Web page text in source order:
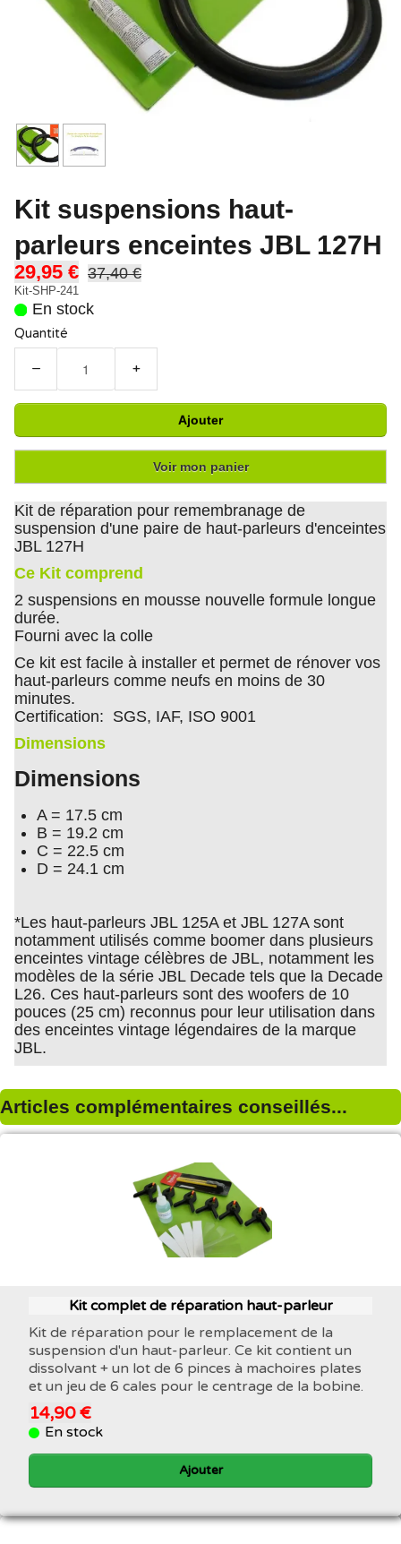
Kit suspensions haut-
parleurs enceintes JBL 127H
29,95 € 37,40 €
Kit-SHP-241
En stock
Quantité
− +
Ajouter
Voir mon panier
Kit de réparation pour remembranage de
suspension d'une paire de haut-parleurs d'enceintes
JBL 127H
Ce Kit comprend
2 suspensions en mousse nouvelle formule longue
durée.
Fourni avec la colle
Ce kit est facile à installer et permet de rénover vos
haut-parleurs comme neufs en moins de 30
minutes.
Certification: SGS, IAF, ISO 9001
Dimensions
Dimensions
A = 17.5 cm
B = 19.2 cm
C = 22.5 cm
D = 24.1 cm
*Les haut-parleurs JBL 125A et JBL 127A sont
notamment utilisés comme boomer dans plusieurs
enceintes vintage célèbres de JBL, notamment les
modèles de la série JBL Decade tels que la Decade
L26. Ces haut-parleurs sont des woofers de 10
pouces (25 cm) reconnus pour leur utilisation dans
des enceintes vintage légendaires de la marque
JBL.
Articles complémentaires conseillés...
Kit complet de réparation haut-parleur
Kit de réparation pour le remplacement de la
suspension d'un haut-parleur. Ce kit contient un
dissolvant + un lot de 6 pinces à machoires plates
et un jeu de 6 cales pour le centrage de la bobine.
14,90 €
En stock
Ajouter